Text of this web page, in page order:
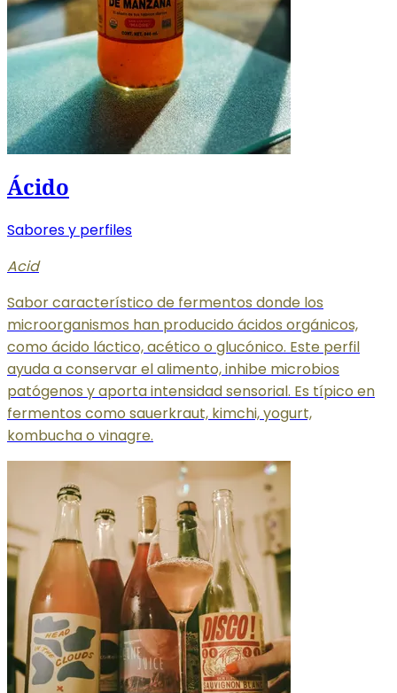
Ácido
Sabores y perfiles
Acid
Sabor característico de fermentos donde los
microorganismos han producido ácidos orgánicos,
como ácido láctico, acético o glucónico. Este perfil
ayuda a conservar el alimento, inhibe microbios
patógenos y aporta intensidad sensorial. Es típico en
fermentos como sauerkraut, kimchi, yogurt,
kombucha o vinagre.